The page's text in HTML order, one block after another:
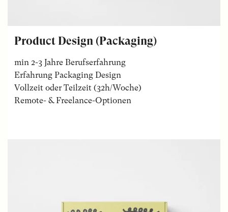
Product Design (Packaging)
min 2-3 Jahre Berufserfahrung
Erfahrung Packaging Design
Vollzeit oder Teilzeit (32h/Woche)
Remote- & Freelance-Optionen